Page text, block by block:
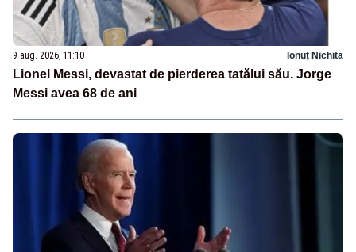
9 aug. 2026, 11:10 Ionuț Nichita
Lionel Messi, devastat de pierderea tatălui său. Jorge
Messi avea 68 de ani